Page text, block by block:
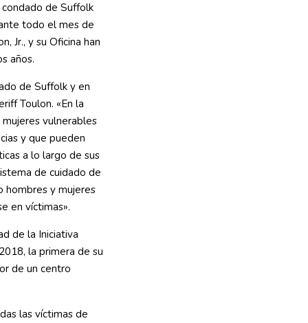
de Suffolk
todo el mes de
Jr., y su Oficina han
años.
de Suffolk y en
Toulon. «En la
vulnerables
y que pueden
a lo largo de sus
de cuidado de
hombres y mujeres
en víctimas».
de la Iniciativa
la primera de su
de un centro
las víctimas de